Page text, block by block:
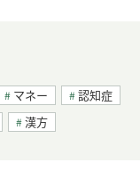
マネー
認知症
漢方